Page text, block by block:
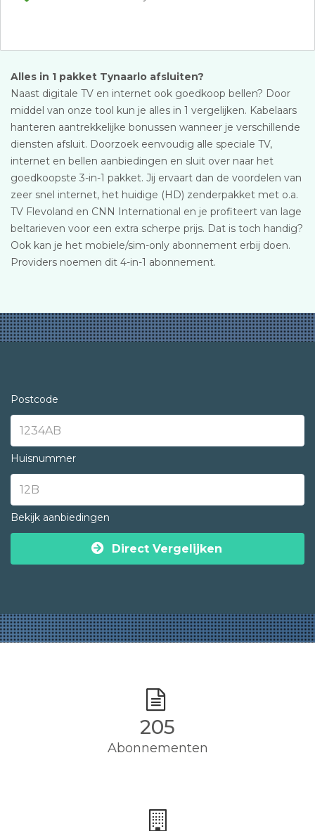
Alles in 1 pakket Tynaarlo afsluiten?
Naast digitale TV en internet ook goedkoop bellen? Door
middel van onze tool kun je alles in 1 vergelijken. Kabelaars
hanteren aantrekkelijke bonussen wanneer je verschillende
diensten afsluit. Doorzoek eenvoudig alle speciale TV,
internet en bellen aanbiedingen en sluit over naar het
goedkoopste 3-in-1 pakket. Jij ervaart dan de voordelen van
zeer snel internet, het huidige (HD) zenderpakket met o.a.
TV Flevoland en CNN International en je profiteert van lage
beltarieven voor een extra scherpe prijs. Dat is toch handig?
Ook kan je het mobiele/sim-only abonnement erbij doen.
Providers noemen dit 4-in-1 abonnement.
Postcode
Huisnummer
Bekijk aanbiedingen
Direct Vergelijken
205
Abonnementen